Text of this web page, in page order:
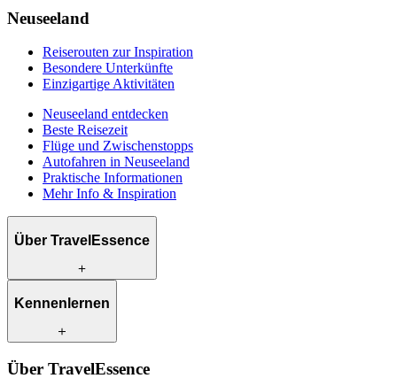
Neuseeland
Reiserouten zur Inspiration
Besondere Unterkünfte
Einzigartige Aktivitäten
Neuseeland entdecken
Beste Reisezeit
Flüge und Zwischenstopps
Autofahren in Neuseeland
Praktische Informationen
Mehr Info & Inspiration
Über TravelEssence
Was wir anbieten
Was uns einzigartig macht
Klimabewusst reisen
Kennenlernen
Unsere Reiseexperten
Über TravelEssence